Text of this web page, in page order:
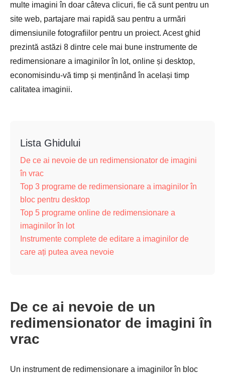
multe imagini în doar câteva clicuri, fie că sunt pentru un
site web, partajare mai rapidă sau pentru a urmări
dimensiunile fotografiilor pentru un proiect. Acest ghid
prezintă astăzi 8 dintre cele mai bune instrumente de
redimensionare a imaginilor în lot, online și desktop,
economisindu-vă timp și menținând în același timp
calitatea imaginii.
Lista Ghidului
De ce ai nevoie de un redimensionator de imagini
în vrac
Top 3 programe de redimensionare a imaginilor în
bloc pentru desktop
Top 5 programe online de redimensionare a
imaginilor în lot
Instrumente complete de editare a imaginilor de
care ați putea avea nevoie
De ce ai nevoie de un
redimensionator de imagini în
vrac
Un instrument de redimensionare a imaginilor în bloc